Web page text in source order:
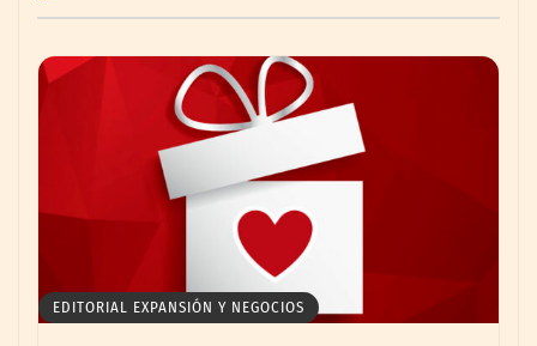
impulsando la colaboración en el sector
EDITORIAL EXPANSIÓN Y NEGOCIOS